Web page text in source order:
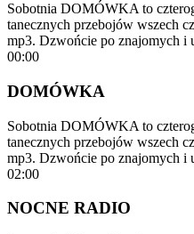
Sobotnia DOMÓWKA to
tanecznych przebojów wszech
mp3. Dzwońcie po znajomych i
00:00
DOMÓWKA
Sobotnia DOMÓWKA to
tanecznych przebojów wszech
mp3. Dzwońcie po znajomych i
02:00
NOCNE RADIO